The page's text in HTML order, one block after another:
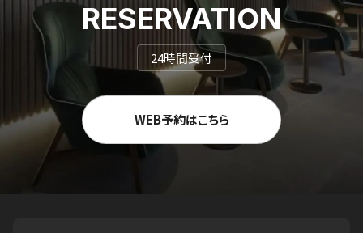
RESERVATION
24時間受付
WEB予約はこちら